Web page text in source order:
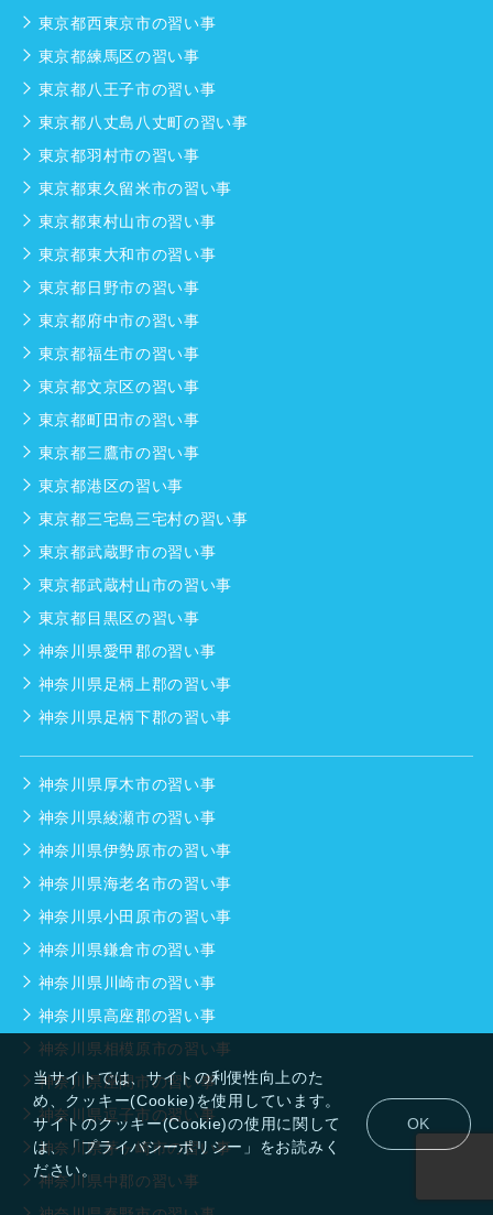
当サイトでは、サイトの利便性向上のた
め、クッキー(Cookie)を使用しています。
サイトのクッキー(Cookie)の使用に関して
は、「プライバシーポリシー」をお読みく
ださい。
OK
東京都西東京市の習い事
東京都練馬区の習い事
東京都八王子市の習い事
東京都八丈島八丈町の習い事
東京都羽村市の習い事
東京都東久留米市の習い事
東京都東村山市の習い事
東京都東大和市の習い事
東京都日野市の習い事
東京都府中市の習い事
東京都福生市の習い事
東京都文京区の習い事
東京都町田市の習い事
東京都三鷹市の習い事
東京都港区の習い事
東京都三宅島三宅村の習い事
東京都武蔵野市の習い事
東京都武蔵村山市の習い事
東京都目黒区の習い事
神奈川県愛甲郡の習い事
神奈川県足柄上郡の習い事
神奈川県足柄下郡の習い事
神奈川県厚木市の習い事
神奈川県綾瀬市の習い事
神奈川県伊勢原市の習い事
神奈川県海老名市の習い事
神奈川県小田原市の習い事
神奈川県鎌倉市の習い事
神奈川県川崎市の習い事
神奈川県高座郡の習い事
神奈川県相模原市の習い事
神奈川県座間市の習い事
神奈川県逗子市の習い事
神奈川県茅ヶ崎市の習い事
神奈川県中郡の習い事